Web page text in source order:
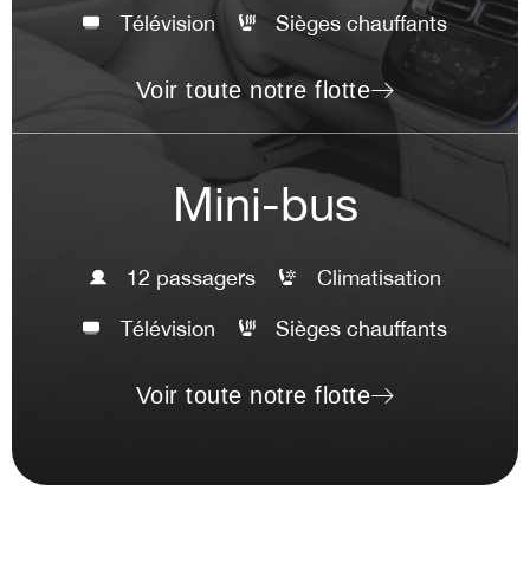
Télévision Sièges chauffants
Voir toute notre flotte
Mini-bus
12 passagers Climatisation
Télévision Sièges chauffants
Voir toute notre flotte